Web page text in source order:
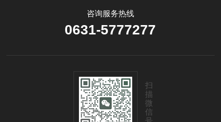
咨询服务热线
0631-5777277
扫
描
微
信